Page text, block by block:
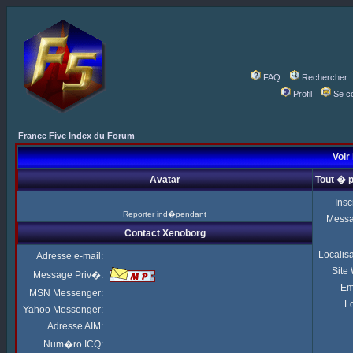
FAQ
Rechercher
Profil
Se
France Five Index du Forum
Voir
Avatar Tout �
Reporter ind�pendant
Site
Contact Xenoborg
Adresse e-mail:
Message Priv�:
MSN Messenger:
Yahoo Messenger:
Adresse AIM:
Num�ro ICQ: